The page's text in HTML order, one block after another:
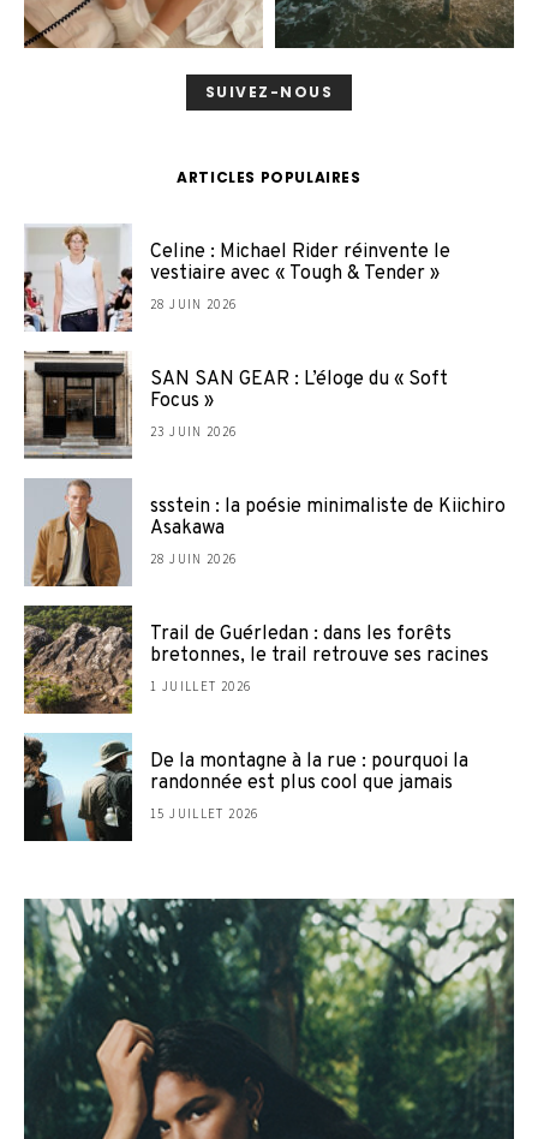
SUIVEZ-NOUS
ARTICLES POPULAIRES
Celine : Michael Rider réinvente le
vestiaire avec « Tough & Tender »
28 JUIN 2026
SAN SAN GEAR : L’éloge du « Soft
Focus »
23 JUIN 2026
ssstein : la poésie minimaliste de Kiichiro
Asakawa
28 JUIN 2026
Trail de Guérledan : dans les forêts
bretonnes, le trail retrouve ses racines
1 JUILLET 2026
De la montagne à la rue : pourquoi la
randonnée est plus cool que jamais
15 JUILLET 2026